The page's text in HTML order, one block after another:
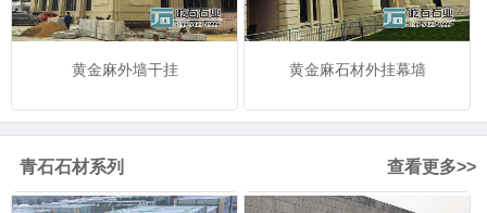
黄金麻外墙干挂 黄金麻石材外挂幕墙
青石石材系列 查看更多>>